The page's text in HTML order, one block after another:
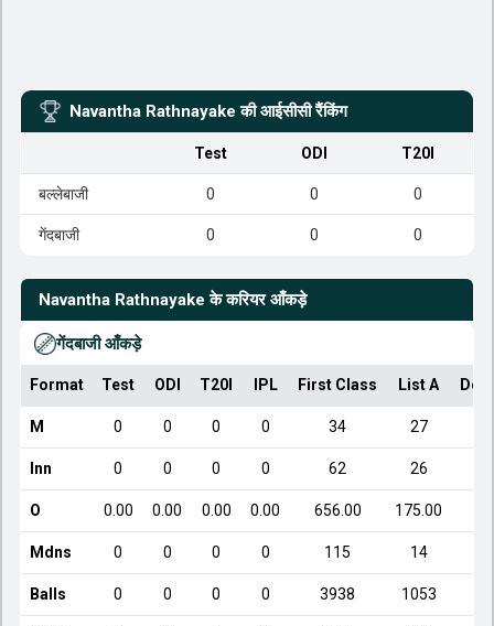
Navantha Rathnayake की आईसीसी रैंकिंग
Test ODI T20I
बल्लेबाजी 0 0 0
गेंदबाजी 0 0 0
Navantha Rathnayake के करियर आँकड़े
गेंदबाजी आँकड़े
Format Test ODI T20I IPL First Class List A
M 0 0 0 0 34 27
Inn 0 0 0 0 62 26
O 0.00 0.00 0.00 0.00 656.00 175.00
Mdns 0 0 0 0 115 14
Balls 0 0 0 0 3938 1053